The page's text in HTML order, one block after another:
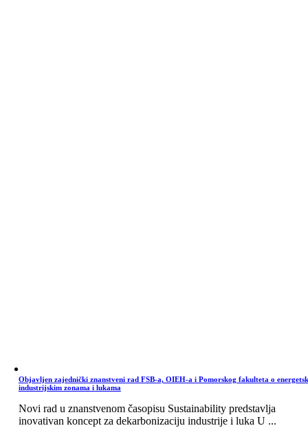
Objavljen zajednički znanstveni rad FSB-a, OIEH-a i Pomorskog fakulteta o
industrijskim zonama i lukama
Novi rad u znanstvenom časopisu Sustainability predstavlja
inovativan koncept za dekarbonizaciju industrije i luka U ...